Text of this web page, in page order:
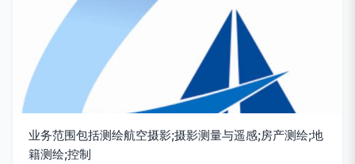
业务范围包括测绘航空摄影;摄影测量与遥感;房产测绘;地
籍测绘;控制